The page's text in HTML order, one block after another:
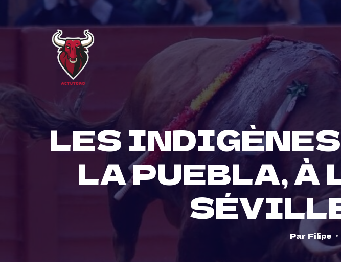
content
LES INDIGÈNES
LA PUEBLA, À
Par Filipe